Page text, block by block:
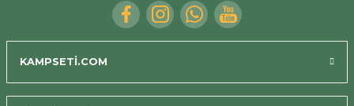
KAMPSETİ.COM